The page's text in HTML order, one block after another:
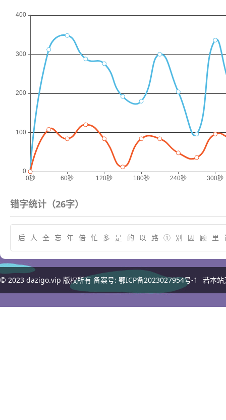
错字统计（26字）
后 人 全 忘 年 倍 忙 多 是 的 以 路 ① 别 因 顾 里
© 2023 dazigo.vip 版权所有 备案号: 鄂ICP备2023027954号-1 若本